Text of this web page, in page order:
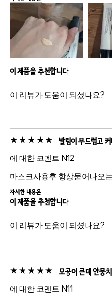
이 제품을 추천합니다
이 리뷰가 도움이 되셨나요?
발림이 부드럽고
에 대한 코멘트 N12
마스크사용후 항상묻어나오
자세한 내용은
이 제품을 추천합니다
이 리뷰가 도움이 되셨나요?
모공이 큰데 안뭉
에 대한 코멘트 N11